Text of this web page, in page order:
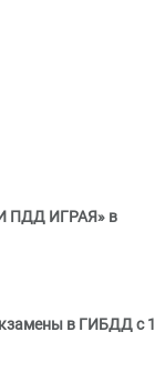
ПДД ИГРАЯ» в
в ГИБДД с 1